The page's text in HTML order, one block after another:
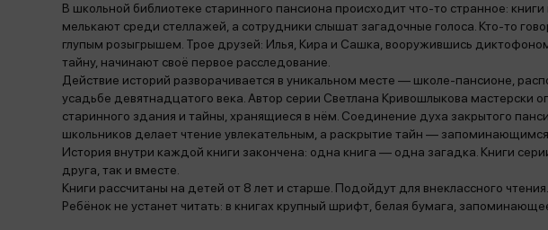
В школьной библиотеке старинного пансиона происходит что-то странное:
мелькают среди стеллажей, а сотрудники слышат загадочные голоса. Кто-то
глупым розыгрышем. Трое друзей: Илья, Кира и Сашка, вооружившись
тайну, начинают своё первое расследование.
Действие историй разворачивается в уникальном месте — школе-пансионе,
усадьбе девятнадцатого века. Автор серии Светлана Кривошлыкова мастерски
старинного здания и тайны, хранящиеся в нём. Соединение духа закрытого
школьников делает чтение увлекательным, а раскрытие тайн — запоминающимся.
История внутри каждой книги закончена: одна книга — одна загадка. Книги
друга, так и вместе.
Книги рассчитаны на детей от 8 лет и старше. Подойдут для внеклассного чтения.
Ребёнок не устанет читать: в книгах крупный шрифт, белая бумага,